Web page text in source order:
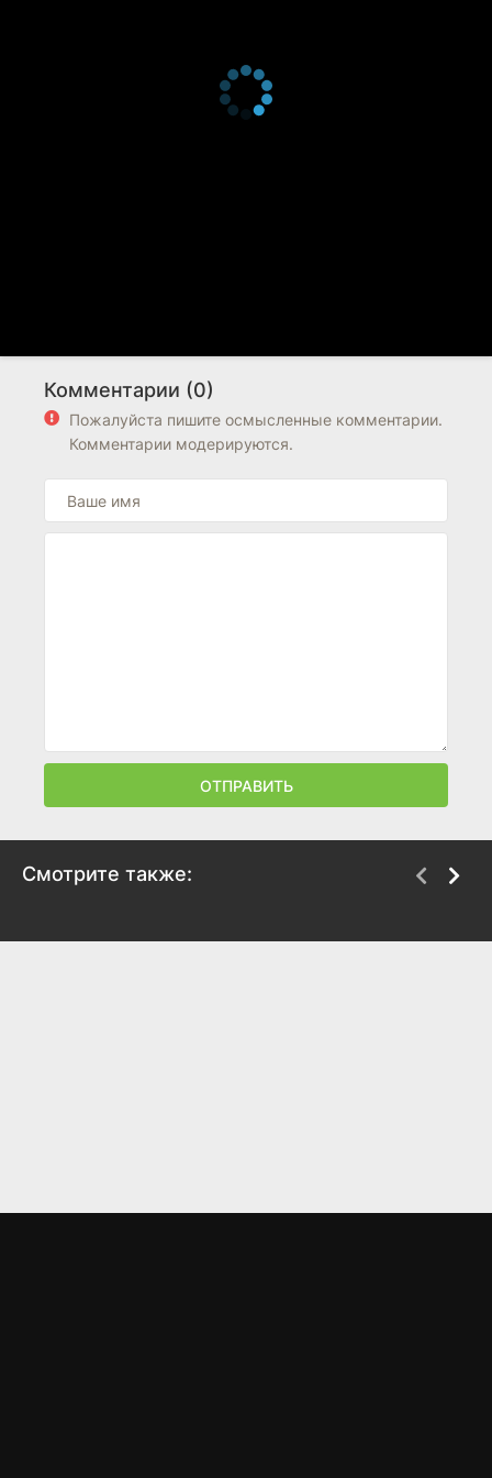
Комментарии (0)
Пожалуйста пишите осмысленные комментарии.
Комментарии модерируются.
ОТПРАВИТЬ
Смотрите также: